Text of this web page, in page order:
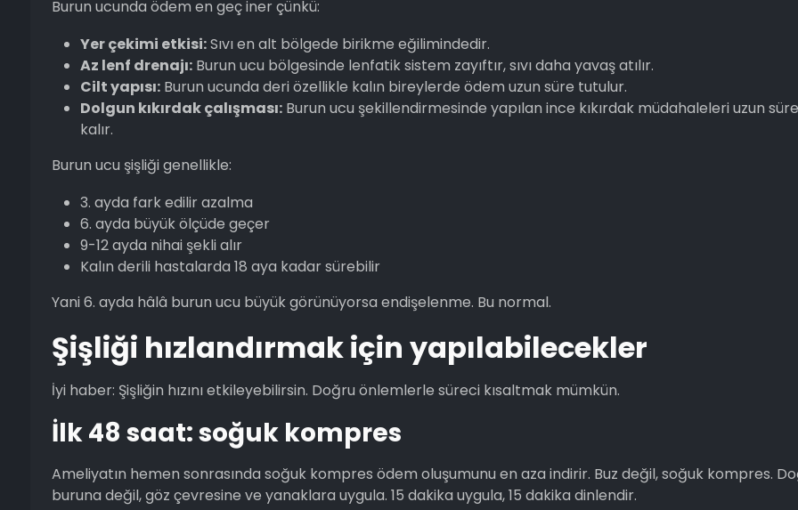
Burun ucunda ödem en geç iner çünkü:
Yer çekimi etkisi:Sıvı en alt bölgede birikme eğilimindedir.
Az lenf drenajı:Burun ucu bölgesinde lenfatik sistem zayıftır, sıvı daha yavaş atılır.
Cilt yapısı:Burun ucunda deri özellikle kalın bireylerde ödem uzun süre tutulur.
Dolgun kıkırdak çalışması:Burun ucu şekillendirmesinde yapılan ince kıkırdak müdahaleleri uzun
kalır.
Burun ucu şişliği genellikle:
3. ayda fark edilir azalma
6. ayda büyük ölçüde geçer
9-12 ayda nihai şekli alır
Kalın derili hastalarda 18 aya kadar sürebilir
Yani 6. ayda hâlâ burun ucu büyük görünüyorsa endişelenme. Bu normal.
Şişliği hızlandırmak için yapılabilecekler
İyi haber: Şişliğin hızını etkileyebilirsin. Doğru önlemlerle süreci kısaltmak mümkün.
İlk 48 saat: soğuk kompres
Ameliyatın hemen sonrasında soğuk kompres ödem oluşumunu en aza indirir. Buz değil, soğuk kompres.
buruna değil, göz çevresine ve yanaklara uygula. 15 dakika uygula, 15 dakika dinlendir.